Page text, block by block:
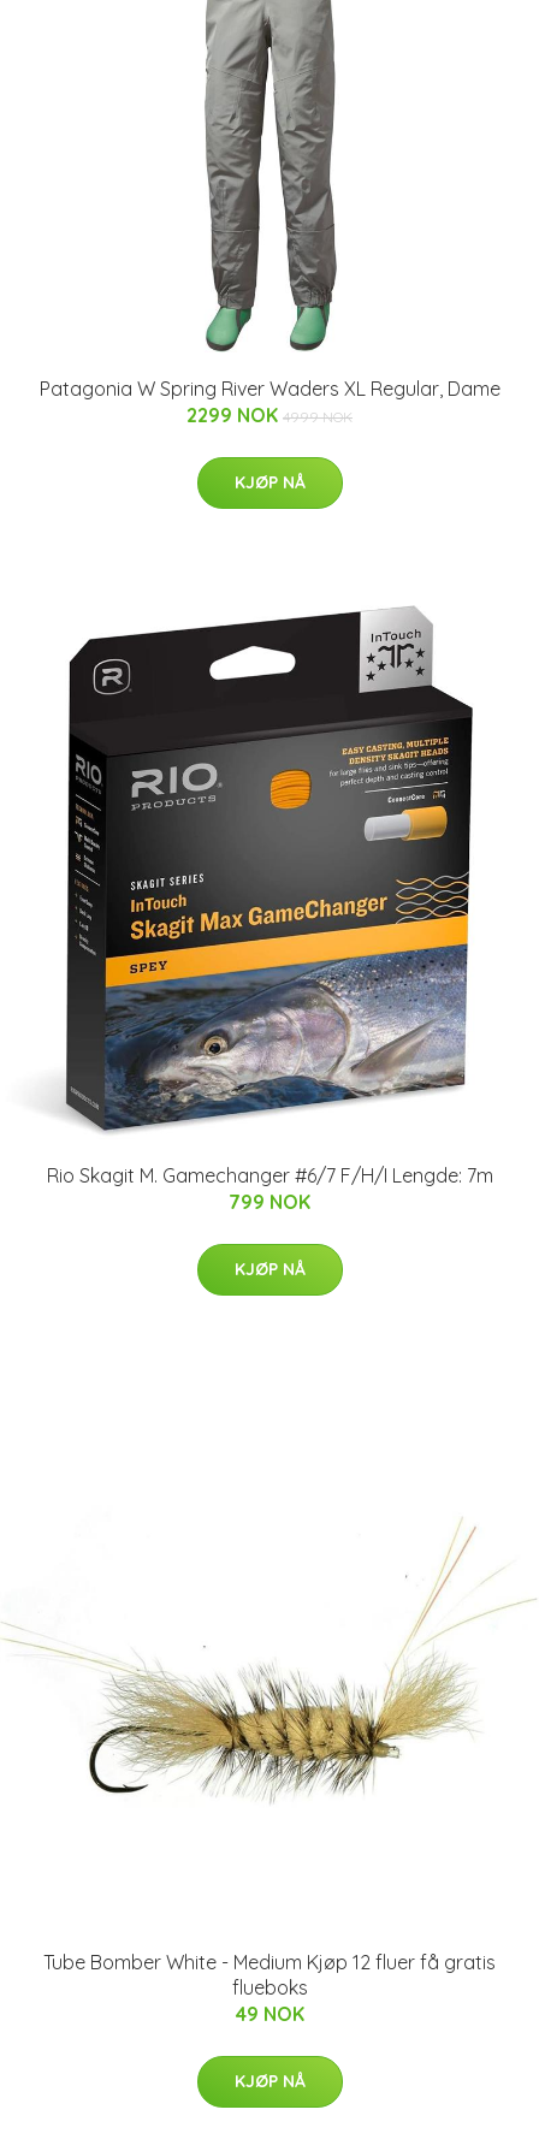
Patagonia W Spring River Waders XL Regular, Dame
2299 NOK 4999 NOK
KJØP NÅ
Rio Skagit M. Gamechanger #6/7 F/H/I Lengde: 7m
799 NOK
KJØP NÅ
Tube Bomber White - Medium Kjøp 12 fluer få gratis
flueboks
49 NOK
KJØP NÅ